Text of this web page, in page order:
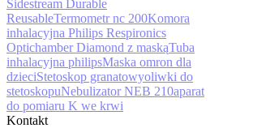
Sidestream Durable
ReusableTermometr nc 200Komora
inhalacyjna Philips Respironics
Optichamber Diamond z maskąTuba
inhalacyjna philipsMaska omron dla
dzieciStetoskop granatowyoliwki do
stetoskopuNebulizator NEB 210aparat
do pomiaru K we krwi
Kontakt